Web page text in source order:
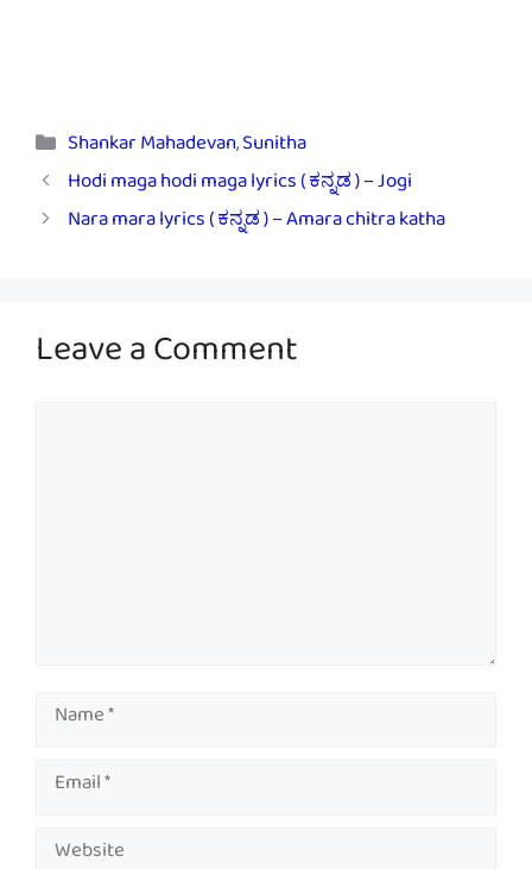
Categories
Shankar Mahadevan,Sunitha
Hodi maga hodi maga lyrics ( ಕನ್ನಡ ) – Jogi
Nara mara lyrics ( ಕನ್ನಡ ) – Amara chitra katha
Leave a Comment
Name
Email
Website